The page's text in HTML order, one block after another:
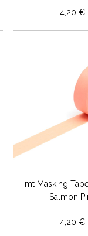
4,20 €
mt Masking
Salmon
4,20 €